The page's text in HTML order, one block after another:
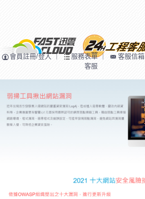
會員註冊/登入｜ 服務表單｜ 客服信箱
客服